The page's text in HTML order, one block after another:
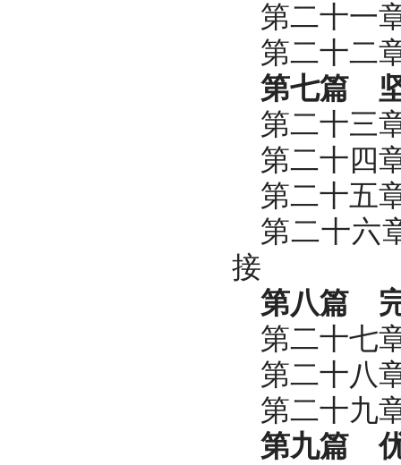
第二十一
第二十二
第七篇
第二十三
第二十四
第二十五
第二十六
接
第八篇
第二十七
第二十八
第二十九
第九篇